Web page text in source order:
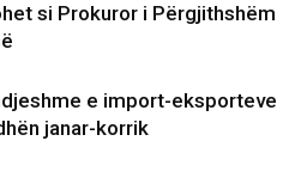
si Prokuror i Përgjithshëm
e import-eksporteve
janar-korrik